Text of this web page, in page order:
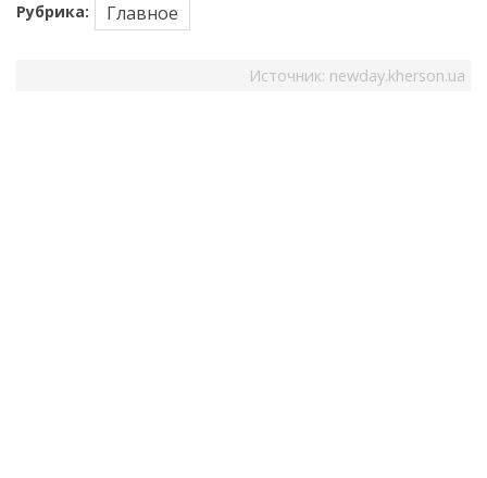
Рубрика: Главное
Источник: newday.kherson.ua